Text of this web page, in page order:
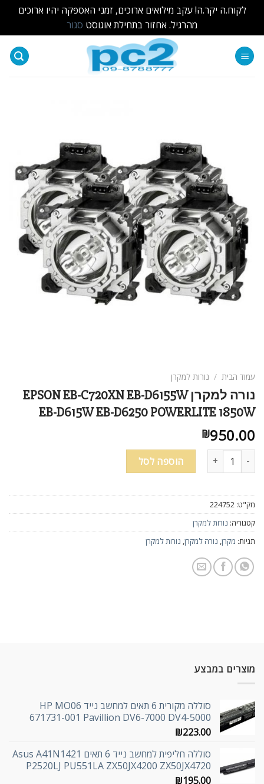
לקוח.ה יקר.ה! עקב מילואים ארוכים, זמני האספקה יהיו ארוכים
מהרגיל. אחזור בתחילת אוגוסט סגור
עמוד הבית / נורות למקרן
נורה למקרן EPSON EB-C720XN EB-D6155W
EB-D615W EB-D6250 POWERLITE 1850W
₪950.00
כמות של נורה למקרן EPSON EB-C720XN EB-D6155W EB-D615W EB-D6250 POWERLITE 1850W הוספה לסל
מק"ט: 224752
קטגוריה: נורות למקרן
תגיות: מקרן, נורה למקרן, נורות למקרן
מוצרים במבצע
סוללה מקורית 6 תאים למחשב נייד HP MO06
671731-001 Pavillion DV6-7000 DV4-5000
₪223.00
סוללה חליפית למחשב נייד 6 תאים Asus A41N1421
P2520LJ PU551LA ZX50JX4200 ZX50JX4720
₪195.00